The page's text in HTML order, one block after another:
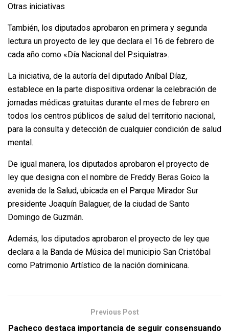
Otras iniciativas
También, los diputados aprobaron en primera y segunda
lectura un proyecto de ley que declara el 16 de febrero de
cada año como «Día Nacional del Psiquiatra».
La iniciativa, de la autoría del diputado Aníbal Díaz,
establece en la parte dispositiva ordenar la celebración de
jornadas médicas gratuitas durante el mes de febrero en
todos los centros públicos de salud del territorio nacional,
para la consulta y detección de cualquier condición de salud
mental.
De igual manera, los diputados aprobaron el proyecto de
ley que designa con el nombre de Freddy Beras Goico la
avenida de la Salud, ubicada en el Parque Mirador Sur
presidente Joaquín Balaguer, de la ciudad de Santo
Domingo de Guzmán.
Además, los diputados aprobaron el proyecto de ley que
declara a la Banda de Música del municipio San Cristóbal
como Patrimonio Artístico de la nación dominicana.
Previous Post
Pacheco destaca importancia de seguir consensuando